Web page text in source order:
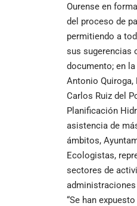
Ourense en
del proceso de
permitiendo a
sus sugerencias
documento; en
Antonio Quiroga,
Carlos Ruiz del
Planificación
asistencia de
ámbitos,
Ecologistas,
sectores de
“Se han